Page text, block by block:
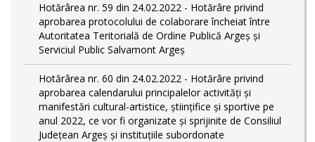
Hotărârea nr. 59 din 24.02.2022 - Hotărâre privind
aprobarea protocolului de colaborare încheiat între
Autoritatea Teritorială de Ordine Publică Argeş şi
Serviciul Public Salvamont Argeș
Hotărârea nr. 60 din 24.02.2022 - Hotărâre privind
aprobarea calendarului principalelor activități și
manifestări cultural-artistice, științifice și sportive pe
anul 2022, ce vor fi organizate și sprijinite de Consiliul
Județean Argeș și instituțiile subordonate